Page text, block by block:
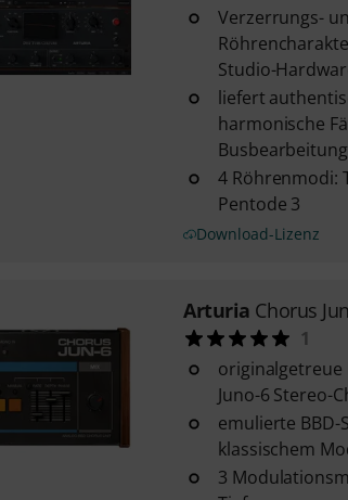
Verzerrungs-
Studio-
liefert
harmonische
Busbearbeitung
4 Röhrenmodi:
Pentode 3
Download-Lizenz
Arturia Chorus
1
originalgetreue
Juno-6 Stereo-
emulierte
klassischem
3